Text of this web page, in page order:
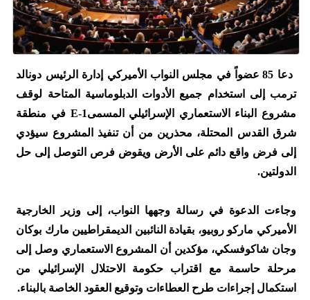
دعا 85 عضواً في مجلس النواب الأميركي إدارة الرئيس دونالد
ترمب إلى استخدام جميع الأدوات الدبلوماسية المتاحة لوقف
مشروع البناء الاستعماري الإسرائيلي المسمىE-1 في منطقة
شرق القدس المحتلة، محذرين من أن تنفيذ المشروع سيؤدي
إلى فرض واقع دائم على الأرض ويقوض فرص التوصل إلى حل
الدولتين.
وجاءت الدعوة في رسالة وجهها النواب، إلى وزير الخارجية
الأميركي ماركو روبيو، بقيادة النائبين الديمقراطيين مارك بوكان
وجان شاكوفسكي، مؤكدين أن المشروع الاستعماري وصل إلى
مرحلة حاسمة مع اقتراب حكومة الاحتلال الإسرائيلي من
استكمال إجراءات طرح العطاءات وتوقيع العقود الخاصة بالبناء.